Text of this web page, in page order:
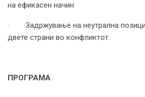
на ефикасен начин
· Задржување на неутрална
двете страни во конфликтот.
ПРОГРАМА